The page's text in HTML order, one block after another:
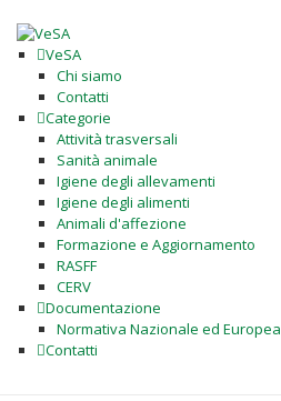
VeSA
Chi siamo
Contatti
Categorie
Attività trasversali
Sanità animale
Igiene degli allevamenti
Igiene degli alimenti
Animali d'affezione
Formazione e Aggiornamento
RASFF
CERV
Documentazione
Normativa Nazionale ed Europea
Contatti